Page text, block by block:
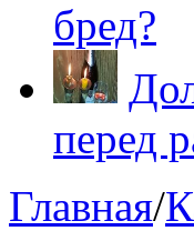
бред?
перед
Главная/